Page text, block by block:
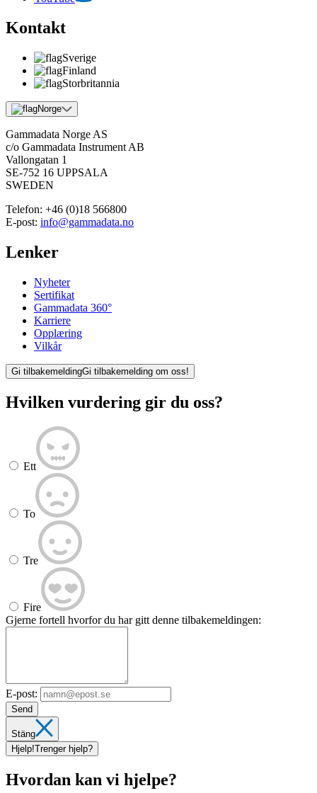
Kontakt
Sverige
Finland
Storbritannia
Norge
Gammadata Norge AS
c/o Gammadata Instrument AB
Vallongatan 1
SE-752 16 UPPSALA
SWEDEN
Telefon: +46 (0)18 566800
E-post: info@gammadata.no
Lenker
Nyheter
Sertifikat
Gammadata 360°
Karriere
Opplæring
Vilkår
Gi tilbakemeldingGi tilbakemelding om oss!
Hvilken vurdering gir du oss?
Ett
To
Tre
Fire
Gjerne fortell hvorfor du har gitt denne tilbakemeldingen:
E-post:
Send
Stäng
Hjelp!Trenger hjelp?
Hvordan kan vi hjelpe?